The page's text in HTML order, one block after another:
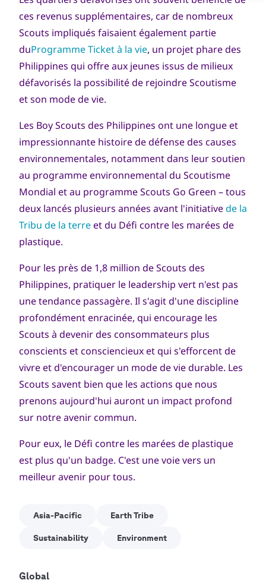
ces revenus supplémentaires, car de nombreux
Scouts impliqués faisaient également partie
duProgramme Ticket à la vie, un projet phare des
Philippines qui offre aux jeunes issus de milieux
défavorisés la possibilité de rejoindre Scoutisme
et son mode de vie.
Les Boy Scouts des Philippines ont une longue et
impressionnante histoire de défense des causes
environnementales, notamment dans leur soutien
au programme environnemental du Scoutisme
Mondial et au programme Scouts Go Green – tous
deux lancés plusieurs années avant l'initiativede la
Tribu de la terreet du Défi contre les marées de
plastique.
Pour les près de 1,8 million de Scouts des
Philippines, pratiquer le leadership vert n'est pas
une tendance passagère. Il s'agit d'une discipline
profondément enracinée, qui encourage les
Scouts à devenir des consommateurs plus
conscients et consciencieux et qui s'efforcent de
vivre et d'encourager un mode de vie durable. Les
Scouts savent bien que les actions que nous
prenons aujourd'hui auront un impact profond
sur notre avenir commun.
Pour eux, le Défi contre les marées de plastique
est plus qu'un badge. C'est une voie vers un
meilleur avenir pour tous.
Asia-Pacific Earth Tribe
Sustainability Environment
Global